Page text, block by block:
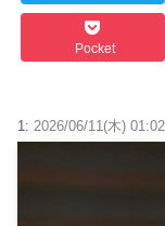
Pocket
1: 2026/06/11(木)